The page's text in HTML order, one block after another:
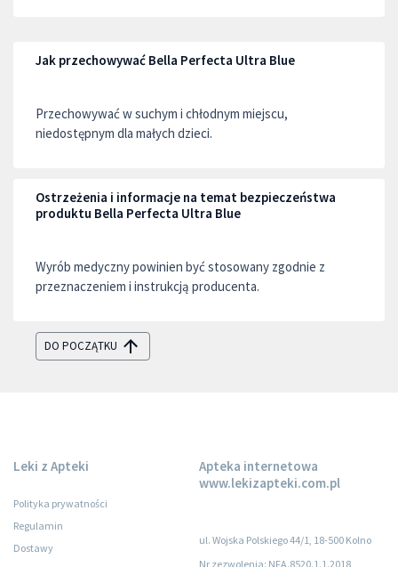
Jak przechowywać Bella Perfecta Ultra Blue
Przechowywać w suchym i chłodnym miejscu,
niedostępnym dla małych dzieci.
Ostrzeżenia i informacje na temat bezpieczeństwa
produktu Bella Perfecta Ultra Blue
Wyrób medyczny powinien być stosowany zgodnie z
przeznaczeniem i instrukcją producenta.
DO POCZĄTKU
Leki z Apteki
Polityka prywatności
Regulamin
Dostawy
Apteka internetowa
www.lekizapteki.com.pl
ul. Wojska Polskiego 44/1, 18-500 Kolno
Nr zezwolenia: NFA.8520.1.1.2018